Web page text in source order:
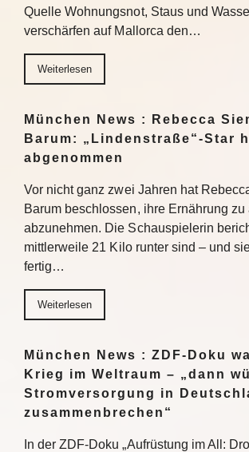
Quelle Wohnungsnot, Staus und
verschärfen auf Mallorca den…
Weiterlesen
München News : Rebecca
Barum: „Lindenstraße“-Star
abgenommen
Vor nicht ganz zwei Jahren hat
Barum beschlossen, ihre Ernährung zu
abzunehmen. Die Schauspielerin
mittlerweile 21 Kilo runter sind – und
fertig…
Weiterlesen
München News : ZDF-Doku
Krieg im Weltraum – „dann
Stromversorgung in
zusammenbrechen“
In der ZDF-Doku „Aufrüstung im All: